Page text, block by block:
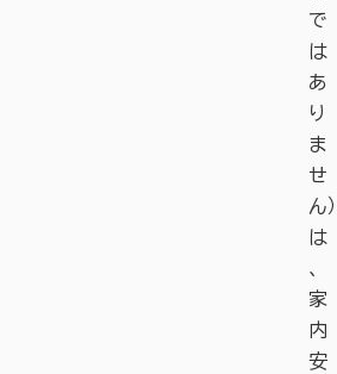
で
は
あ
り
ま
せ
ん）
は
、
家
内
安